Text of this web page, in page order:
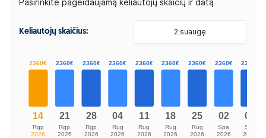
Pasirinkite pageidaujamą keliautojų skaičių ir datą
Keliautojų skaičius: 2 suaugę